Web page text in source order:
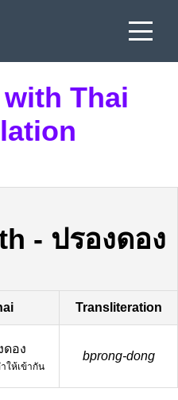
Thai
- ปรองดอง
Transliteration
ดอง
ให้เข้ากัน
bprong-dong